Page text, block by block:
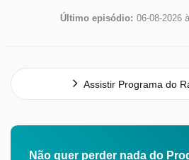
Último episódio: 06-08-2026
Assistir Programa do
Não quer perder nada do